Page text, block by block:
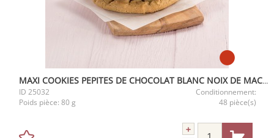
MAXI COOKIES PEPITES DE CHOCOLAT BLANC NOIX DE MACADAMIA CUIT
ID 25032
Conditionnement:
Poids pièce: 80 g 48 pièce(s)